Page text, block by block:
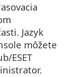
Jazyk
môžete
ESET